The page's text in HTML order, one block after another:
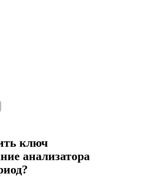
ключ
анализатора